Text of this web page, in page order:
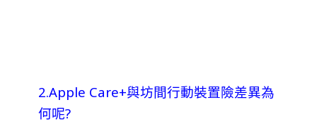
2.Apple Care+與坊間行動裝置險差異為
何呢?